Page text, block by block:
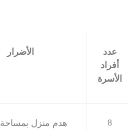
عدد
أفراد
الأسرة
الأضرار
8 هدم منزل بمساحة 140م².